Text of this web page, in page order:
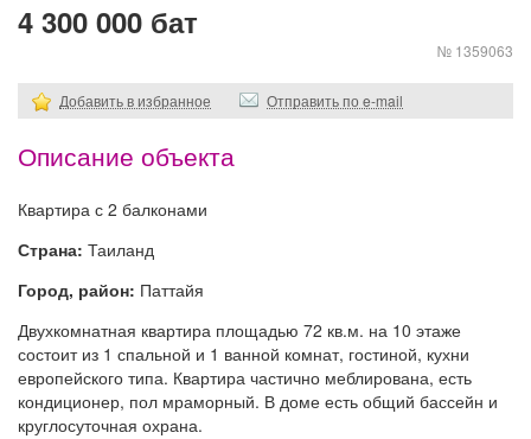
4 300 000 бат
№ 1359063
Добавить в избранное Отправить по e-mail
Описание объекта
Квартира с 2 балконами
Страна: Таиланд
Город, район: Паттайя
Двухкомнатная квартира площадью 72 кв.м. на 10 этаже
состоит из 1 спальной и 1 ванной комнат, гостиной, кухни
европейского типа. Квартира частично меблирована, есть
кондиционер, пол мраморный. В доме есть общий бассейн и
круглосуточная охрана.